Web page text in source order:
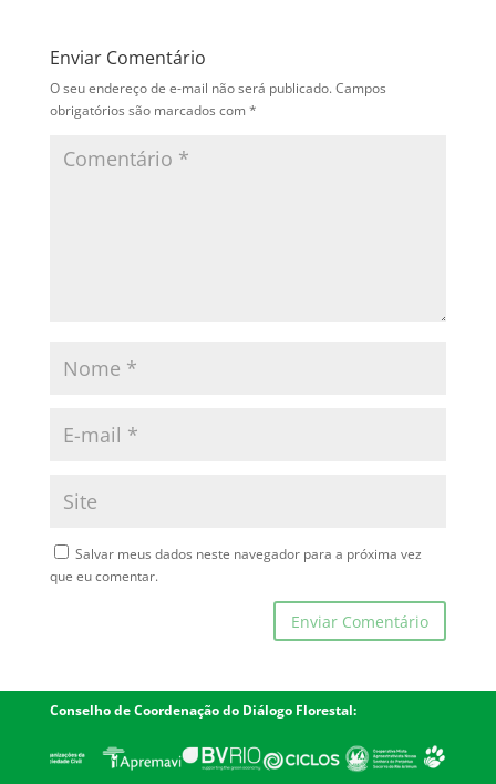
Enviar Comentário
O seu endereço de e-mail não será publicado.Campos
obrigatórios são marcados com *
Salvar meus dados neste navegador para a próxima vez
que eu comentar.
Conselho de Coordenação do Diálogo Florestal: